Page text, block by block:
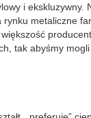
i
metaliczne
tak abyśmy